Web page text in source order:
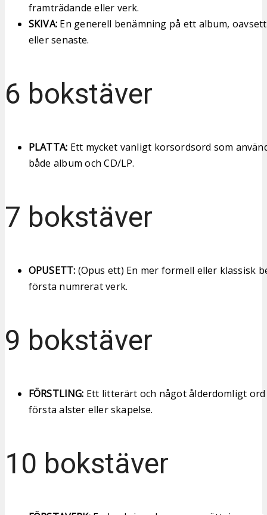
framträdande eller verk.
SKIVA:En generell benämning på ett album,
eller senaste.
6 bokstäver
PLATTA: Ett mycket vanligt korsordsord som
både album och CD/LP.
7 bokstäver
OPUSETT: (Opus ett) En mer formell eller klassisk
första numrerat verk.
9 bokstäver
FÖRSTLING: Ett litterärt och något ålderdomligt
första alster eller skapelse.
10 bokstäver